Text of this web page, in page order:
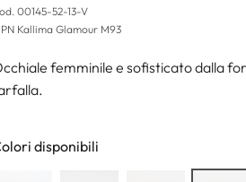
00145-52-13-V
Kallima Glamour M93
femminile e sofisticato dalla
disponibili